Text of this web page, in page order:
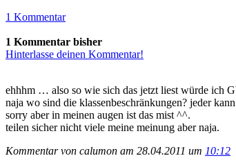
1 Kommentar
1 Kommentar bisher
Hinterlasse deinen Kommentar!
ehhhm … also so wie sich das jetzt liest würde ich
naja wo sind die klassenbeschränkungen? jeder
sorry aber in meinen augen ist das mist ^^.
teilen sicher nicht viele meine meinung aber naja.
Kommentar von calumon am 28.04.2011 um 10:12